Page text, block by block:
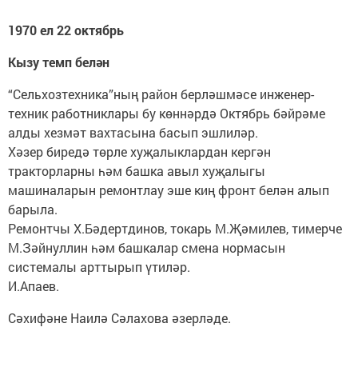
1970 ел 22 октябрь
Кызу темп белән
“Сельхозтехника”ның район берләшмәсе инженер-
техник работниклары бу көннәрдә Октябрь бәйрәме
алды хезмәт вахтасына басып эшлиләр.
Хәзер биредә төрле хуҗалыклардан кергән
тракторларны һәм башка авыл хуҗалыгы
машиналарын ремонтлау эше киң фронт белән алып
барыла.
Ремонтчы Х.Бәдертдинов, токарь М.Җәмилев, тимерче
М.Зәйнуллин һәм башкалар смена нормасын
системалы арттырып үтиләр.
И.Апаев.
Сәхифәне Наилә Сәлахова әзерләде.